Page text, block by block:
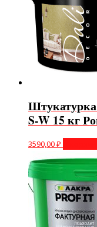
S-W 15 кг
3590,00₽